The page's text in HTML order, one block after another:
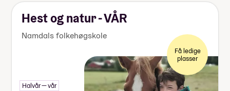
Hest og natur - VÅR
Namdals folkehøgskole
Få ledige
plasser
Halvår — vår